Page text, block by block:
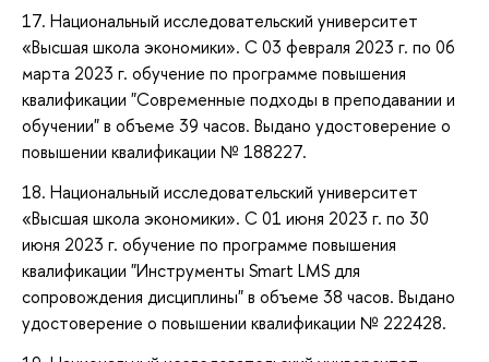
17. Национальный исследовательский университет
«Высшая школа экономики». С 03 февраля 2023 г. по 06
марта 2023 г. обучение по программе повышения
квалификации "Современные подходы в преподавании и
обучении" в объеме 39 часов. Выдано удостоверение о
повышении квалификации № 188227.
18. Национальный исследовательский университет
«Высшая школа экономики». С 01 июня 2023 г. по 30
июня 2023 г. обучение по программе повышения
квалификации "Инструменты Smart LMS для
сопровождения дисциплины" в объеме 38 часов. Выдано
удостоверение о повышении квалификации № 222428.